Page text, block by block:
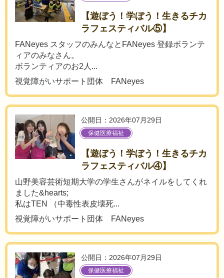
【遊ぼう！学ぼう！生きるチカ
ラフェスティバル⑤】
FANeyes スタッフのみんなとFANeyes 登録ボランテ
ィアのみなさん。
ボランティアのお2人...
視覚障がいサポート団体 FANeyes
公開日：2026年07月29日
保健医療福祉
【遊ぼう！学ぼう！生きるチカ
ラフェスティバル④】
山野美容芸術短期大学の学生さんがネイルをしてくれ
ました&hearts;
私はTEN （中毒性表皮壊死...
視覚障がいサポート団体 FANeyes
公開日：2026年07月29日
保健医療福祉